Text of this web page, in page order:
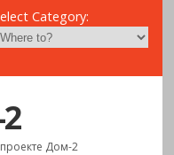
Category:
Дом-2